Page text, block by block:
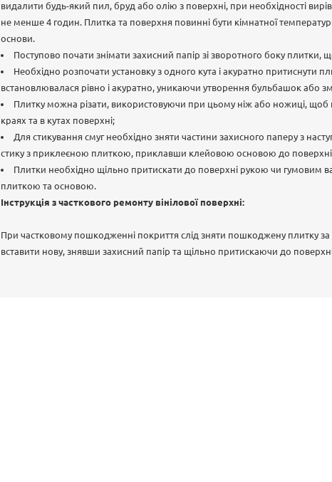
видалити будь-який пил, бруд або олію з поверхні, при необхідності
не менше 4 годин. Плитка та поверхня повинні бути кімнатної
основи.
Поступово почати знімати захисний папір зі зворотного боку плитки,
Необхідно розпочати установку з одного кута і акуратно притиснути
встановлювалася рівно і акуратно, уникаючи утворення бульбашок або
Плитку можна різати, використовуючи при цьому ніж або ножиці, щоб
краях та в кутах поверхні;
Для стикування смуг необхідно зняти частини захисного паперу з
стику з приклеєною плиткою, приклавши клейовою основою до
Плитки необхідно щільно притискати до поверхні рукою чи гумовим
плиткою та основою.
Інструкція з часткового ремонту вінілової поверхні:
При частковому пошкодженні покриття слід зняти пошкоджену плитку
вставити нову, знявши захисний папір та щільно притискаючи до